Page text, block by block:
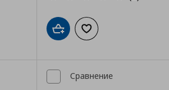
списъка с любими
Добави в кошницата
Добави към
Сравнение